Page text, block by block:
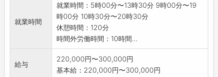
就業時間
就業時間：5時00分〜13時30分 9時00分〜19
時00分 10時30分〜20時30分
休憩時間：120分
時間外労働時間：10時間...
給与
220,000円〜300,000円
基本給：220,000円〜300,000円